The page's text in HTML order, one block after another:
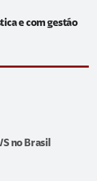
e com gestão
no Brasil